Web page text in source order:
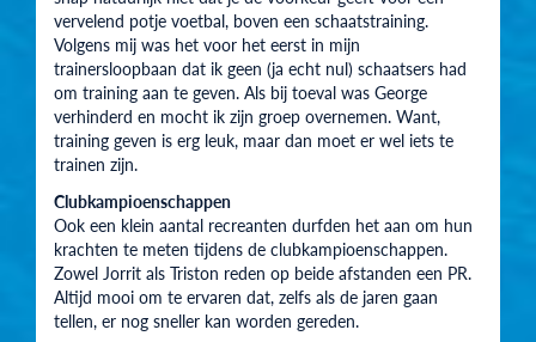
vervelend potje voetbal, boven een schaatstraining.
Volgens mij was het voor het eerst in mijn
trainersloopbaan dat ik geen (ja echt nul) schaatsers had
om training aan te geven. Als bij toeval was George
verhinderd en mocht ik zijn groep overnemen. Want,
training geven is erg leuk, maar dan moet er wel iets te
trainen zijn.
Clubkampioenschappen
Ook een klein aantal recreanten durfden het aan om hun
krachten te meten tijdens de clubkampioenschappen.
Zowel Jorrit als Triston reden op beide afstanden een PR.
Altijd mooi om te ervaren dat, zelfs als de jaren gaan
tellen, er nog sneller kan worden gereden.